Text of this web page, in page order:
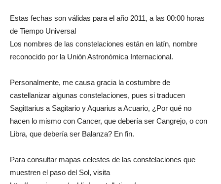
Estas fechas son válidas para el año 2011, a las 00:00 horas
de Tiempo Universal
Los nombres de las constelaciones están en latín, nombre
reconocido por la Unión Astronómica Internacional.
Personalmente, me causa gracia la costumbre de
castellanizar algunas constelaciones, pues si traducen
Sagittarius a Sagitario y Aquarius a Acuario, ¿Por qué no
hacen lo mismo con Cancer, que debería ser Cangrejo, o con
Libra, que debería ser Balanza? En fin.
Para consultar mapas celestes de las constelaciones que
muestren el paso del Sol, visita